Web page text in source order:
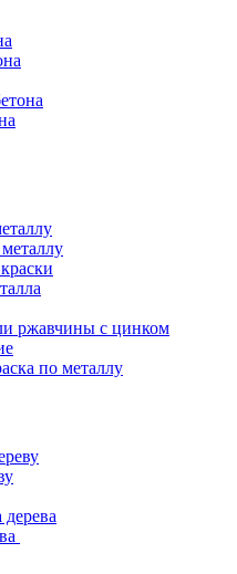
ржавчины с цинком
по металлу